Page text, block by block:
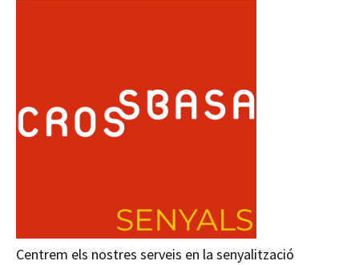
Centrem els nostres serveis en la senyalització